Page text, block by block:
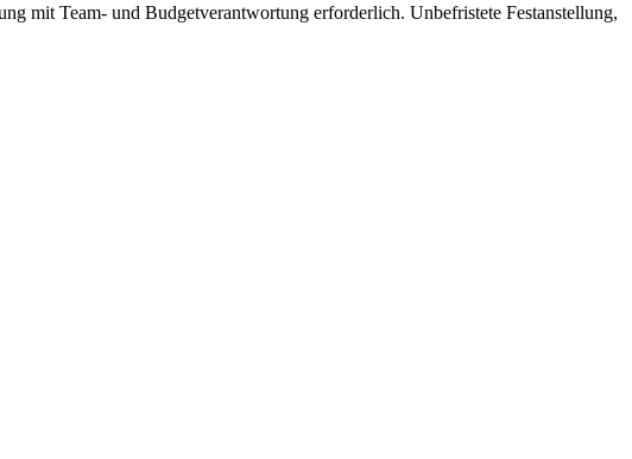
mit Team- und Budgetverantwortung erforderlich. Unbefristete Festanstellung,